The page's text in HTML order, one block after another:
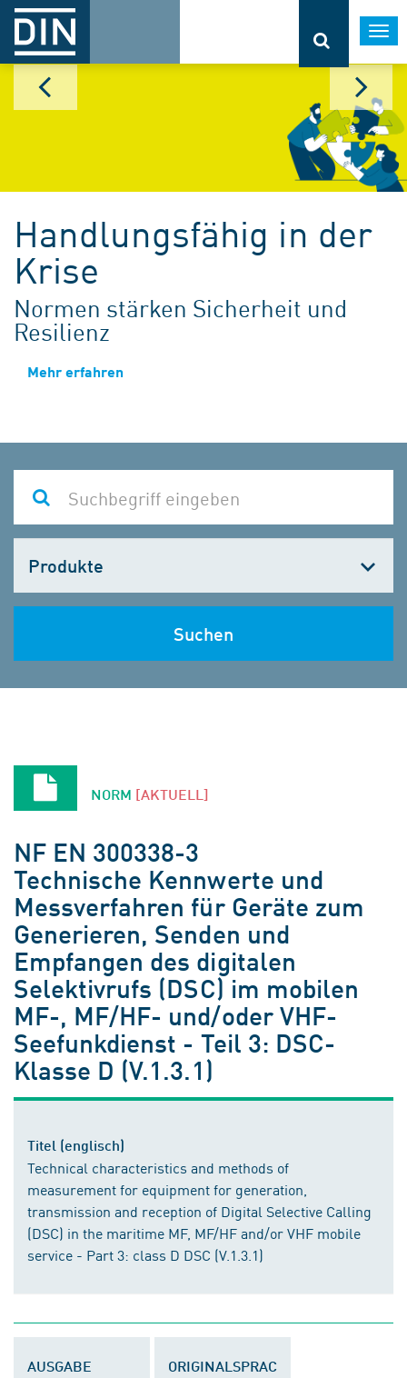
Handlungsfähig in der
Krise
Normen stärken Sicherheit und
Resilienz
Mehr erfahren
wählen
Suchen
NORM [AKTUELL]
NF EN 300338-3
Technische Kennwerte und
Messverfahren für Geräte zum
Generieren, Senden und
Empfangen des digitalen
Selektivrufs (DSC) im mobilen
MF-, MF/HF- und/oder VHF-
Seefunkdienst - Teil 3: DSC-
Klasse D (V.1.3.1)
Titel (englisch)
Technical characteristics and methods of
measurement for equipment for generation,
transmission and reception of Digital Selective Calling
(DSC) in the maritime MF, MF/HF and/or VHF mobile
service - Part 3: class D DSC (V.1.3.1)
AUSGABE
ORIGINALSPRAC